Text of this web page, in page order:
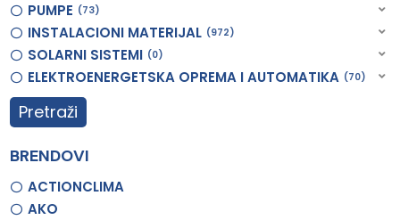
PUMPE 73
INSTALACIONI MATERIJAL 972
SOLARNI SISTEMI 0
ELEKTROENERGETSKA OPREMA I AUTOMATIKA 70
Pretraži
BRENDOVI
ACTIONCLIMA
AKO